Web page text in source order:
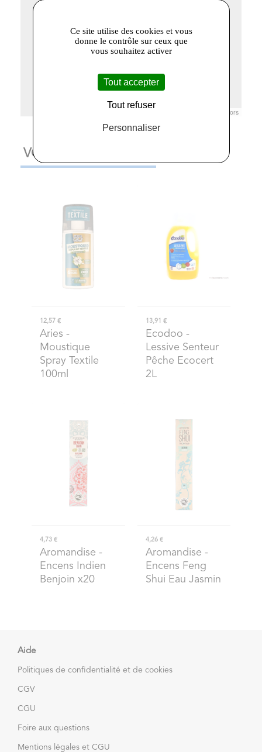
contributors
VOUS AIMEREZ AUSSI
12,57 €
Aries -
Moustique
Spray Textile
100ml
13,91 €
Ecodoo -
Lessive Senteur
Pêche Ecocert
2L
4,73 €
Aromandise -
Encens Indien
Benjoin x20
4,26 €
Aromandise -
Encens Feng
Shui Eau Jasmin
Aide
Politiques de confidentialité et de cookies
CGV
CGU
Foire aux questions
Mentions légales et CGU
Ce site utilise des cookies et vous
donne le contrôle sur ceux que
vous souhaitez activer
Tout accepter
Tout refuser
Personnaliser